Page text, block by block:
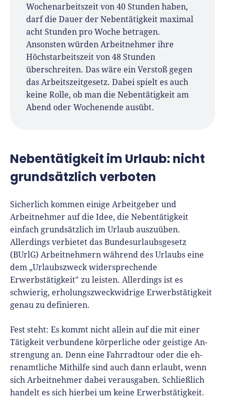
Wochenarbeitszeit von 40 Stunden haben,
darf die Dauer der Nebentätigkeit maximal
acht Stunden pro Woche betragen.
Ansonsten würden Arbeitnehmer ihre
Höchstarbeitszeit von 48 Stunden
überschreiten. Das wäre ein Verstoß gegen
das Arbeitszeitgesetz. Dabei spielt es auch
keine Rolle, ob man die Nebentätigkeit am
Abend oder Wochenende ausübt.
Nebentätigkeit im Urlaub: nicht
grundsätzlich verboten
Sicherlich kommen einige Arbeitgeber und
Arbeitnehmer auf die Idee, die Nebentätigkeit
einfach grundsätzlich im Urlaub auszuüben.
Allerdings verbietet das Bundesurlaubsgesetz
(BUrlG) Arbeitnehmern während des Urlaubs eine
dem „Urlaubszweck widersprechende
Erwerbstätigkeit" zu leisten. Allerdings ist es
schwierig, er­ho­lungs­zweck­wid­ri­ge Er­werbstätig­keit
genau zu definieren.
Fest steht: Es kommt nicht allein auf die mit ei­ner
Tätig­keit ver­bun­de­ne körper­li­che oder geis­ti­ge An­
stren­gung an. Denn eine Fahrradtour oder die eh­
ren­amt­li­che Mit­hil­fe sind auch dann er­laubt, wenn
sich Ar­beit­neh­mer dabei ver­aus­gaben. Schließlich
handelt es sich hierbei um kei­ne Er­werbstätig­keit.